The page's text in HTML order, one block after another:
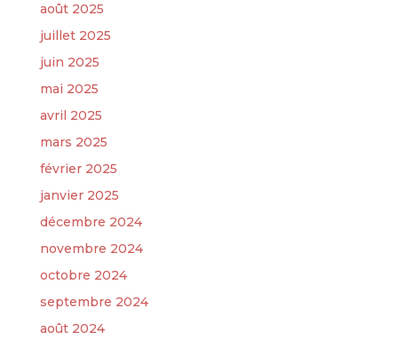
août 2025
juillet 2025
juin 2025
mai 2025
avril 2025
mars 2025
février 2025
janvier 2025
décembre 2024
novembre 2024
octobre 2024
septembre 2024
août 2024